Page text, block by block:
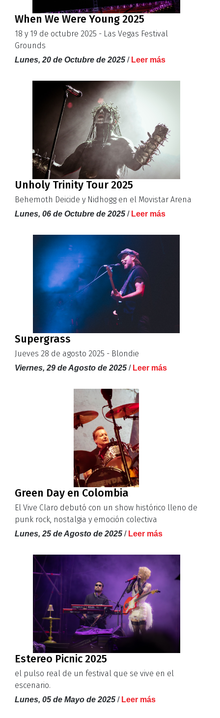
When We Were Young 2025
18 y 19 de octubre 2025 - Las Vegas Festival
Grounds
Lunes, 20 de Octubre de 2025 / Leer más
Unholy Trinity Tour 2025
Behemoth Deicide y Nidhogg en el Movistar Arena
Lunes, 06 de Octubre de 2025 / Leer más
Supergrass
Jueves 28 de agosto 2025 - Blondie
Viernes, 29 de Agosto de 2025 / Leer más
Green Day en Colombia
El Vive Claro debutó con un show histórico lleno de
punk rock, nostalgia y emoción colectiva
Lunes, 25 de Agosto de 2025 / Leer más
Estereo Picnic 2025
el pulso real de un festival que se vive en el
escenario.
Lunes, 05 de Mayo de 2025 / Leer más